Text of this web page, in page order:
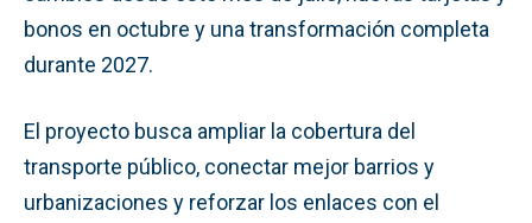
bonos en octubre y una transformación completa
durante 2027.
El proyecto busca ampliar la cobertura del
transporte público, conectar mejor barrios y
urbanizaciones y reforzar los enlaces con el